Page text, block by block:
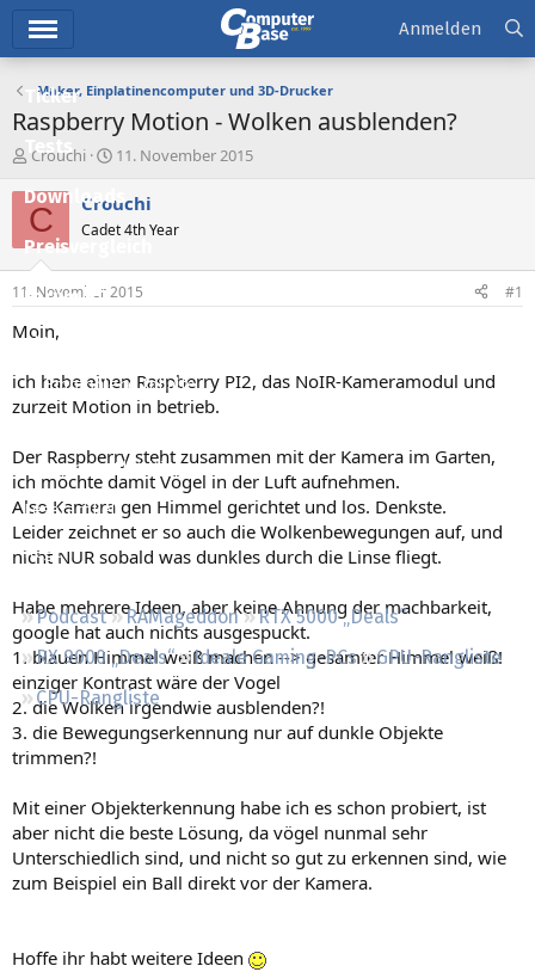
Ticker
Tests
Downloads
Preisvergleich
Forum
Aktuelles
Empfohlene Inhalte
Neueste Aktivitäten
Leserartikel
Regeln
Podcast RAMageddon
RTX 5000 „Deals“
RX 9000 „Deals“
Ideale Gaming-PCs
GPU-Rangliste
CPU-Rangliste
Anmelden
Maker, Einplatinencomputer und 3D-Drucker
Raspberry Motion - Wolken ausblenden?
E
s
t
e
e
r
Crouchi
E
s
e
l
t
11. November 2015
C Crouchi
Cadet 4th Year
11. November 2015 #1
Moin,
ich habe einen Raspberry PI2, das NoIR-Kameramodul und
zurzeit Motion in betrieb.
Der Raspberry steht zusammen mit der Kamera im Garten,
ich möchte damit Vögel in der Luft aufnehmen.
Also Kamera gen Himmel gerichtet und los. Denkste.
Leider zeichnet er so auch die Wolkenbewegungen auf, und
nicht NUR sobald was dunkles durch die Linse fliegt.
Habe mehrere Ideen, aber keine Ahnung der machbarkeit,
google hat auch nichts ausgespuckt.
1. blauen Himmel weiß machen --> gesamter Himmel weiß!
einziger Kontrast wäre der Vogel
2. die Wolken irgendwie ausblenden?!
3. die Bewegungserkennung nur auf dunkle Objekte
trimmen?!
Mit einer Objekterkennung habe ich es schon probiert, ist
aber nicht die beste Lösung, da vögel nunmal sehr
Unterschiedlich sind, und nicht so gut zu erkennen sind, wie
zum Beispiel ein Ball direkt vor der Kamera.
Hoffe ihr habt weitere Ideen